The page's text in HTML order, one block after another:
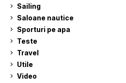
Sailing
Saloane nautice
Sporturi pe apa
Teste
Travel
Utile
Video